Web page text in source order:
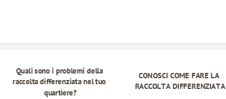
Quali sono i problemi della
raccolta differenziata nel tuo
quartiere?
CONOSCI COME FARE LA
RACCOLTA DIFFERENZIATA